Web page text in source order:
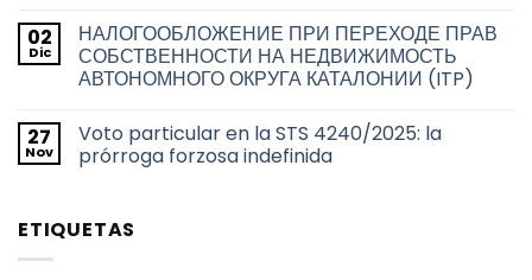
en
la
ciudad
de
Barcelona
de
los
títulos
habilitantes
de
uso
turístico
en
comentarios
en
TAX
RESIDENCE
2026
TAX
YEAR:
EVALUATION
THE
02
Dic
НАЛОГООБЛОЖЕНИЕ ПРИ ПЕРЕХОДЕ ПРАВ
СОБСТВЕННОСТИ НА НЕДВИЖИМОСТЬ
АВТОНОМНОГО ОКРУГА КАТАЛОНИИ (ITP)
comentarios
en
НАЛОГООБЛОЖЕНИЕ
СОБСТВЕННОСТИ
НА
27
Nov
Voto particular en la STS 4240/2025: la
prórroga forzosa indefinida
en
Voto
ETIQUETAS